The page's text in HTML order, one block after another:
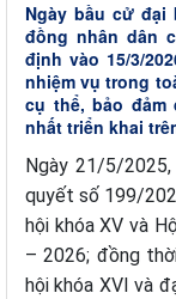
Ngày bầu cử đại
đồng nhân dân
định vào 15/3/
nhiệm vụ trong
cụ thể, bảo
nhất triển khai
Ngày 21/5/
quyết số 199/
hội khóa XV và
– 2026; đồng
hội khóa XVI và